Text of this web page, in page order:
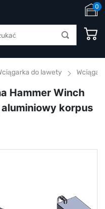
0
do lawety
Hammer Winch
korpus